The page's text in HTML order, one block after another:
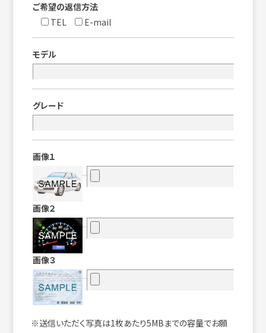
ご希望の返信方法
TEL
E-mail
モデル
グレード
画像１
画像２
画像３
※送信いただく写真は1枚あたり5MBまでの容量でお願